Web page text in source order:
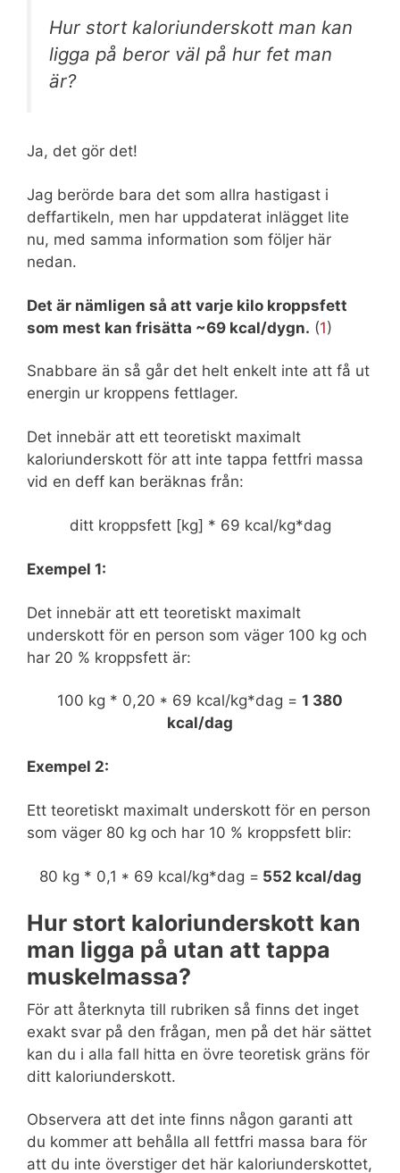
Hur stort kaloriunderskott man kan
ligga på beror väl på hur fet man
är?
Ja, det gör det!
Jag berörde bara det som allra hastigast i
deffartikeln, men har uppdaterat inlägget lite
nu, med samma information som följer här
nedan.
Det är nämligen så att varje kilo kroppsfett
som mest kan frisätta ~69 kcal/dygn. (1)
Snabbare än så går det helt enkelt inte att få ut
energin ur kroppens fettlager.
Det innebär att ett teoretiskt maximalt
kaloriunderskott för att inte tappa fettfri massa
vid en deff kan beräknas från:
ditt kroppsfett [kg] * 69 kcal/kg*dag
Exempel 1:
Det innebär att ett teoretiskt maximalt
underskott för en person som väger 100 kg och
har 20 % kroppsfett är:
100 kg * 0,20 * 69 kcal/kg*dag = 1 380
kcal/dag
Exempel 2:
Ett teoretiskt maximalt underskott för en person
som väger 80 kg och har 10 % kroppsfett blir:
80 kg * 0,1 * 69 kcal/kg*dag = 552 kcal/dag
Hur stort kaloriunderskott kan
man ligga på utan att tappa
muskelmassa?
För att återknyta till rubriken så finns det inget
exakt svar på den frågan, men på det här sättet
kan du i alla fall hitta en övre teoretisk gräns för
ditt kaloriunderskott.
Observera att det inte finns någon garanti att
du kommer att behålla all fettfri massa bara för
att du inte överstiger det här kaloriunderskottet,